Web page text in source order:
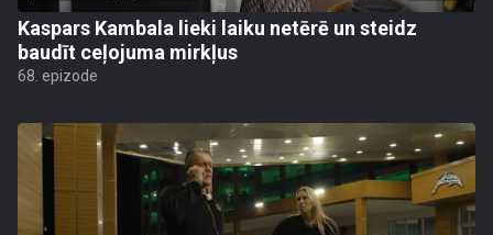
Kaspars Kambala lieki laiku netērē un steidz
baudīt ceļojuma mirkļus
68. epizode